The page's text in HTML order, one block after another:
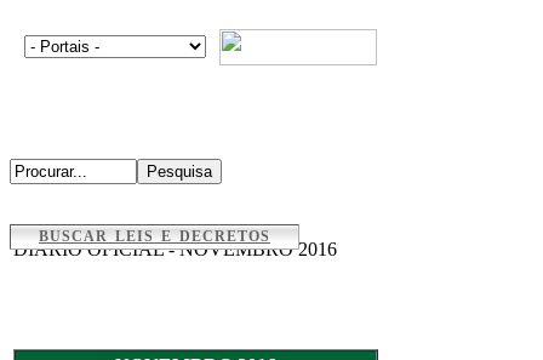
BUSCAR LEIS E DECRETOS
DIÁRIO OFICIAL - NOVEMBRO 2016